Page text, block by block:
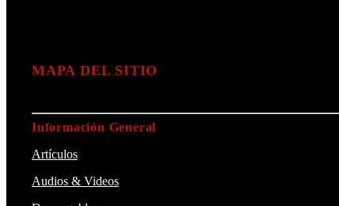
MAPA DEL SITIO
Información General
Artículos
Audios & Videos